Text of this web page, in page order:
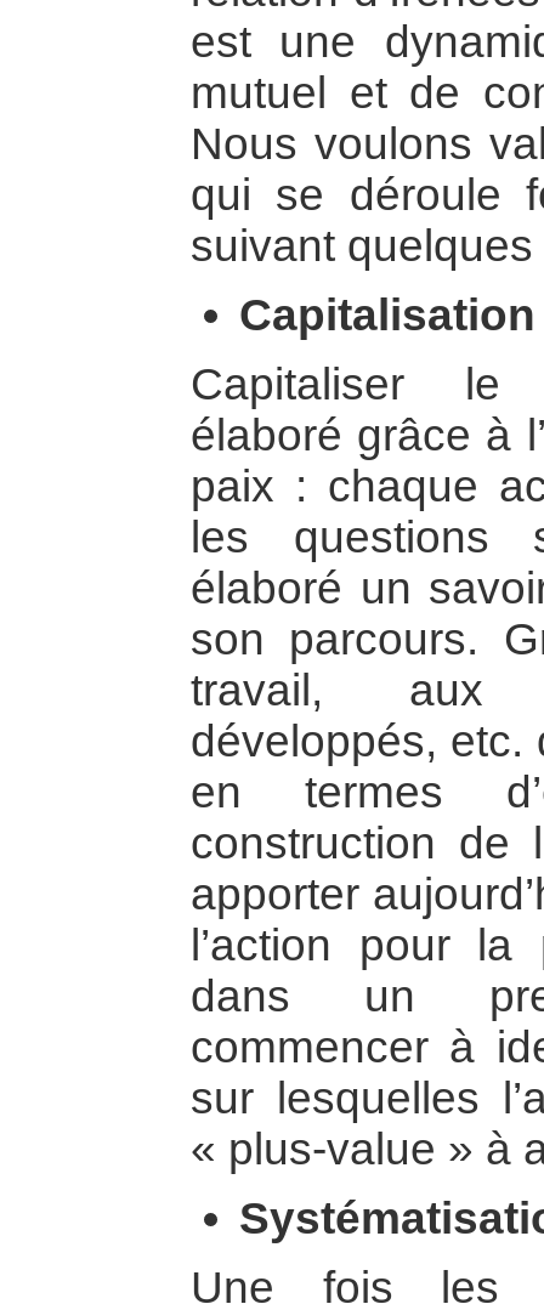
est une
mutuel et de
Nous voulons
qui se déroule
suivant
Capitaliser le
élaboré grâce à
paix : chaque
les
élaboré un
son parcours.
travail, aux
développés, etc.
en termes
construction de
apporter
l’action pour
dans un
commencer à
sur lesquelles
« plus-value » à
Une fois les